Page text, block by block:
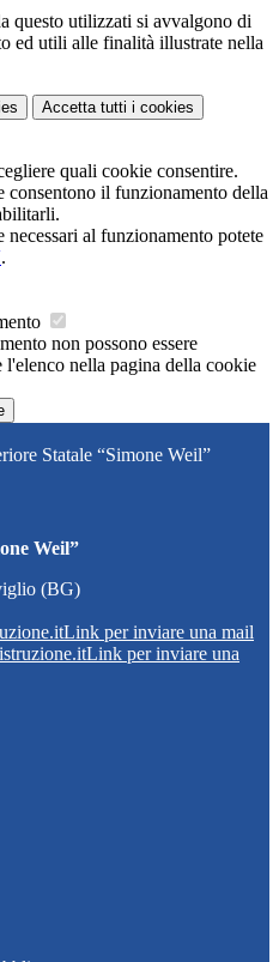
questo utilizzati si avvalgono di
ed utili alle finalità illustrate nella
Accetta tutti i cookies
quali cookie consentire.
consentono il funzionamento della
al funzionamento potete
.
non possono essere
nella pagina della cookie
Statale “Simone Weil”
Weil”
(BG)
Link per inviare una mail
Link per inviare una